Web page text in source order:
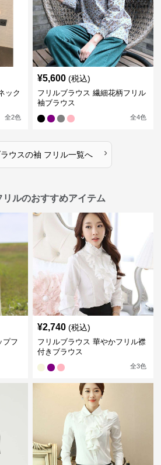
ック
全2色
¥5,600 (税込)
フリルブラウス 繊細花柄フリル
袖ブラウス
全4色
ウスの袖 フリル一覧へ ›
ルのおすすめアイテム
プフ
¥2,740 (税込)
フリルブラウス 華やかフリル襟
付きブラウス
全3色